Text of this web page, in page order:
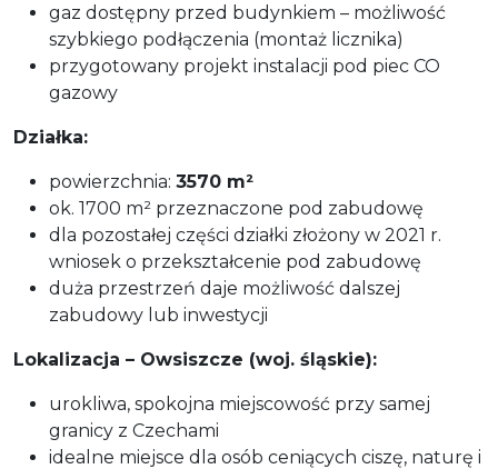
gaz dostępny przed budynkiem – możliwość
szybkiego podłączenia (montaż licznika)
przygotowany projekt instalacji pod piec CO
gazowy
Działka:
powierzchnia: 3570 m²
ok. 1700 m² przeznaczone pod zabudowę
dla pozostałej części działki złożony w 2021 r.
wniosek o przekształcenie pod zabudowę
duża przestrzeń daje możliwość dalszej
zabudowy lub inwestycji
Lokalizacja – Owsiszcze (woj. śląskie):
urokliwa, spokojna miejscowość przy samej
granicy z Czechami
idealne miejsce dla osób ceniących ciszę, naturę i